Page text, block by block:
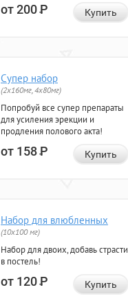
от 200Р Купить
Супер набор
(2х160мг, 4х80мг)
Попробуй все супер препараты
для усиления эрекции и
продления полового акта!
от 158Р Купить
Набор для влюбленных
(10х100 мг)
Набор для двоих, добавь страсти
в постель!
от 120Р Купить